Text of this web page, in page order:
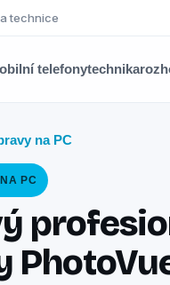
technice
telefonytechnika
na PC
PC